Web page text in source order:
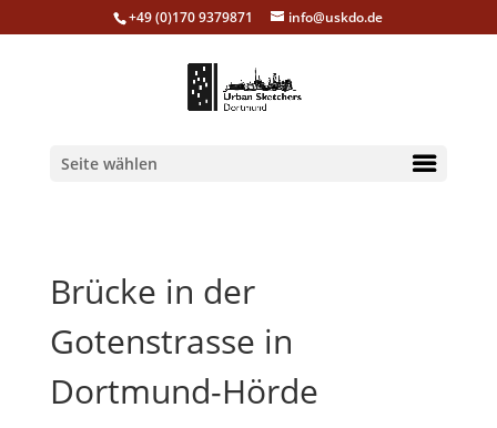
+49 (0)170 9379871 info@uskdo.de
Seite wählen
Brücke in der
Gotenstrasse in
Dortmund-Hörde